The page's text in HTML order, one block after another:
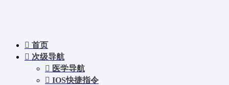
首页
次级导航
医学导航
IOS快捷指令